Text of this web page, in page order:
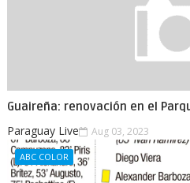
Guaireña: renovación en el
Paraguay Live Aug 03, 2023
ABC COLOR